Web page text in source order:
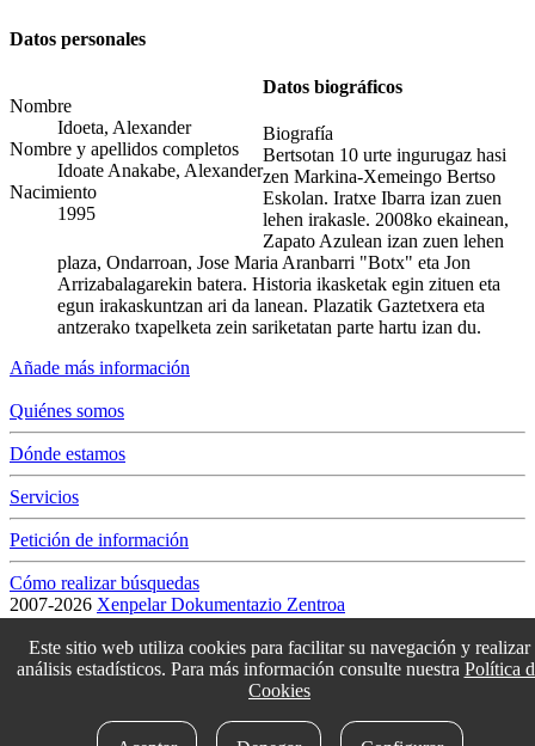
Datos personales
Nombre
Idoeta, Alexander
Nombre y apellidos completos
Idoate Anakabe, Alexander
Nacimiento
1995
Datos biográficos
Biografía
Bertsotan 10 urte ingurugaz hasi
zen Markina-Xemeingo Bertso
Eskolan. Iratxe Ibarra izan zuen
lehen irakasle. 2008ko ekainean,
Zapato Azulean izan zuen lehen
plaza, Ondarroan, Jose Maria Aranbarri "Botx" eta Jon
Arrizabalagarekin batera. Historia ikasketak egin zituen eta
egun irakaskuntzan ari da lanean. Plazatik Gaztetxera eta
antzerako txapelketa zein sariketatan parte hartu izan du.
Añade más información
Quiénes somos
Dónde estamos
Servicios
Petición de información
Cómo realizar búsquedas
2007-2026 Xenpelar Dokumentazio Zentroa
T. (+34) 943 69 42 77 / F. (+34) 943 69 30 41 / xenpelar [a bildua]
bertsozale.eus /Lege oharra/Pribatutasun politika/ Cookie politika
Cambiar la configuración de las cookies
Este sitio web utiliza cookies para facilitar su navegación y realizar
análisis estadísticos. Para más información consulte nuestra Política
Cookies